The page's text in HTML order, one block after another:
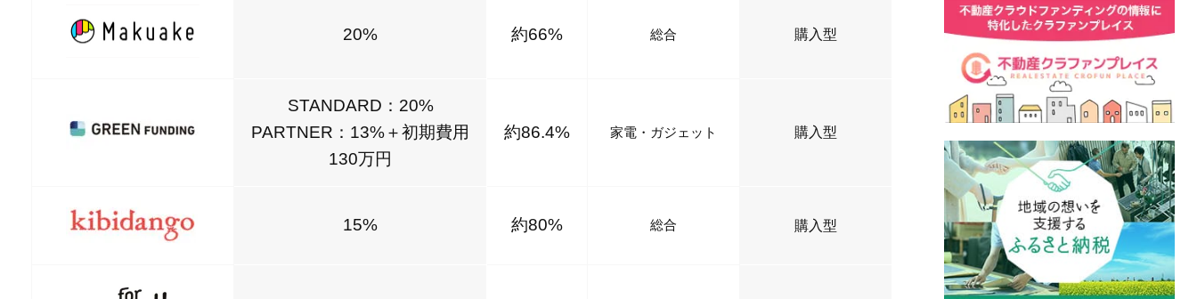
20% 約66% 総合 購入型
STANDARD：20%
PARTNER：13%＋初期費用
130万円
約86.4% 家電・ガジェット 購入型
15% 約80% 総合 購入型